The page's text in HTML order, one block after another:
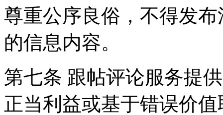
尊重公序良俗，不得发
的信息内容。
第七条 跟帖评论服务提
正当利益或基于错误价